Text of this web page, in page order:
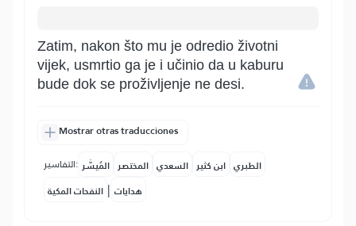
Zatim, nakon što mu je odredio životni
vijek, usmrtio ga je i učinio da u kaburu
bude dok se proživljenje ne desi.
Mostrar otras traducciones
التفاسير: المُيسَّر المختصر السعدي ابن كثير الطبري
النفحات المكية | هدايات